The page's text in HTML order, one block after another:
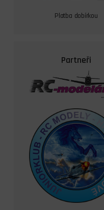
Platba dobírkou
Partneři